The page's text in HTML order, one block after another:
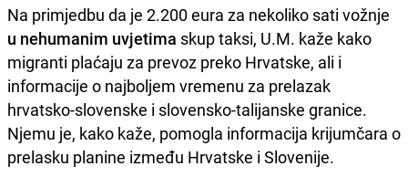
Na primjedbu da je 2.200 eura za nekoliko sati vožnje
u nehumanim uvjetima skup taksi, U.M. kaže kako
migranti plaćaju za prevoz preko Hrvatske, ali i
informacije o najboljem vremenu za prelazak
hrvatsko-slovenske i slovensko-talijanske granice.
Njemu je, kako kaže, pomogla informacija krijumčara o
prelasku planine između Hrvatske i Slovenije.